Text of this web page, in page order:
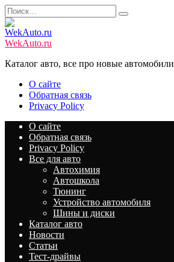
Перейти
к
содержанию
Search
for:
WekAuto.ru
Каталог авто, все про новые автомобили
О сайте
Обратная связь
Privacy Policy
О сайте
Обратная связь
Privacy Policy
Все для авто
Автохимия
Автошкола
Тюнинг
Устройство автомобиля
Шины и диски
Каталог авто
Новости
Статьи
Тест-драйвы